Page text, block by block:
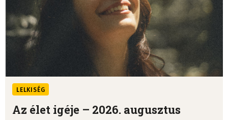
LELKISÉG
Az élet igéje – 2026. augusztus